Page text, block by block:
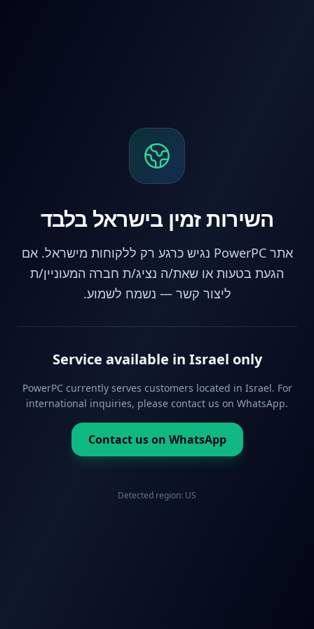
השירות זמין בישראל בלבד
אתר PowerPC נגיש כרגע רק ללקוחות מישראל. אם
הגעת בטעות או שאת/ה נציג/ת חברה המעוניין/ת
ליצור קשר — נשמח לשמוע.
Service available in Israel only
PowerPC currently serves customers located in Israel. For
international inquiries, please contact us on WhatsApp.
Contact us on WhatsApp
Detected region: US